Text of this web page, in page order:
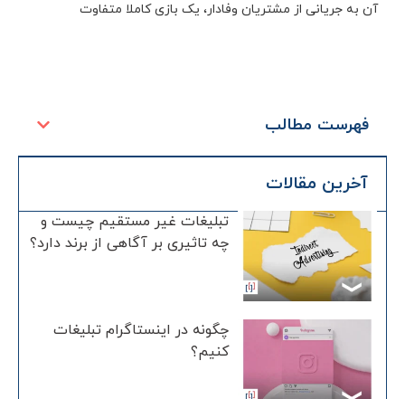
آن به جریانی از مشتریان وفادار، یک بازی کاملا متفاوت
فهرست مطالب
آخرین مقالات
تبلیغات غیر مستقیم چیست و
چه تاثیری بر آگاهی از برند دارد؟
چگونه در اینستاگرام تبلیغات
کنیم؟